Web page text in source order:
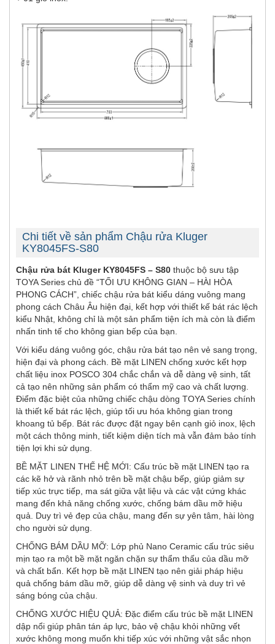
Chi tiết về sản phẩm Chậu rửa Kluger
KY8045FS-S80
Chậu rửa bát Kluger KY8045FS – S80 thuộc bộ sưu tập
TOYA Series chủ đề “TỐI ƯU KHÔNG GIAN – HÀI HÒA
PHONG CÁCH”, chiếc chậu rửa bát kiểu dáng vuông mang
phong cách Châu Âu hiện đại, kết hợp với thiết kế bát rác lệch
kiểu Nhật, không chỉ là một sản phẩm tiện ích mà còn là điểm
nhấn tinh tế cho không gian bếp của bạn.
Với kiểu dáng vuông góc, chậu rửa bát tạo nên vẻ sang trọng,
hiện đại và phong cách. Bề mặt LINEN chống xước kết hợp
chất liệu inox POSCO 304 chắc chắn và dễ dàng vệ sinh, tất
cả tạo nên những sản phẩm có thẩm mỹ cao và chất lượng.
Điểm đặc biệt của những chiếc chậu dòng TOYA Series chính
là thiết kế bát rác lệch, giúp tối ưu hóa không gian trong
khoang tủ bếp. Bát rác được đặt ngay bên cạnh giỏ inox, lệch
một cách thông minh, tiết kiệm diện tích mà vẫn đảm bảo tính
tiện lợi khi sử dụng.
BỀ MẶT LINEN THẾ HỆ MỚI: Cấu trúc bề mặt LINEN tạo ra
các kẽ hở và rãnh nhỏ trên bề mặt chậu bếp, giúp giảm sự
tiếp xúc trực tiếp, ma sát giữa vật liệu và các vật cứng khác
mang đến khả năng chống xước, chống bám dầu mỡ hiệu
quả. Duy trì vẻ đẹp của chậu, mang đến sự yên tâm, hài lòng
cho người sử dụng.
CHỐNG BÁM DẦU MỠ: Lớp phủ Nano Ceramic cấu trúc siêu
mịn tạo ra một bề mặt ngăn chặn sự thẩm thấu của dầu mỡ
và chất bẩn. Kết hợp bề mặt LINEN tạo nên giải pháp hiệu
quả chống bám dầu mỡ, giúp dễ dàng vệ sinh và duy trì vẻ
sáng bóng của chậu.
CHỐNG XƯỚC HIỆU QUẢ: Đặc điểm cấu trúc bề mặt LINEN
dập nổi giúp phân tán áp lực, bảo vệ chậu khỏi những vết
xước không mong muốn khi tiếp xúc với những vật sắc nhọn